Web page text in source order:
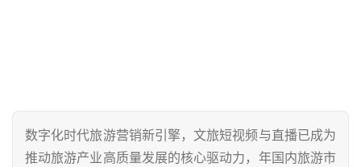
数字化时代旅游营销新引擎，文旅短视频与直播已成为
推动旅游产业高质量发展的核心驱动力，年国内旅游市